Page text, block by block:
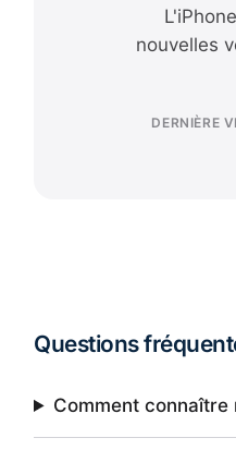
nouvelles
DERNIÈRE
Questions
Comment connaître